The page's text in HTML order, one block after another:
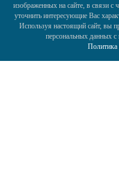
изображенных на сайте, в связи с
уточнить интересующие Вас
Используя настоящий сайт, вы
персональных данных
Политика